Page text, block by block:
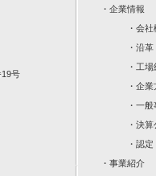
号
・ 企業情報
・ 会社
・ 沿革
・ 工場
・ 企業
・ 一般
・ 決算
・ 認定
・ 事業紹介